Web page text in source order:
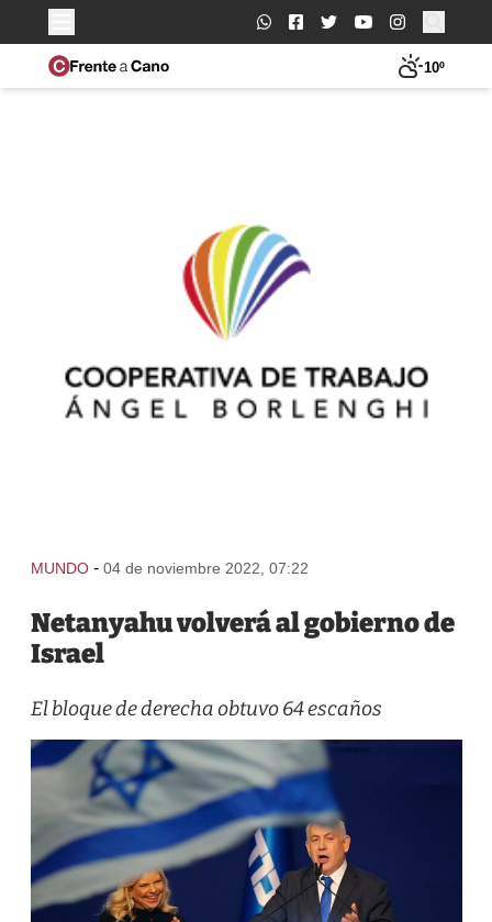
Buscar:
10º
MUNDO - 04 de noviembre 2022, 07:22
Netanyahu volverá al gobierno de
Israel
El bloque de derecha obtuvo 64 escaños